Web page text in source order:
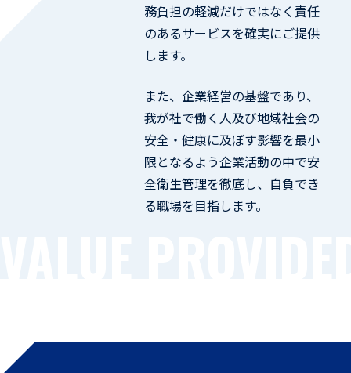
務負担の軽減だけではなく責任
のあるサービスを確実にご提供
します。
また、企業経営の基盤であり、
我が社で働く人及び地域社会の
安全・健康に及ぼす影響を最小
限となるよう企業活動の中で安
全衛生管理を徹底し、自負でき
る職場を目指します。